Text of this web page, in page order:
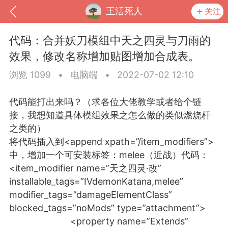
王活死人 关注
我的钱包 道具 排行榜
MOD下载 攻略教程 联机招募
代码：合并妖刀模组中天之四灵与刀雨的
效果，修改名称增加贴图增加合成表。
浏览 1099 • 电脑端 • 2022-07-02 12:10
代码能打出来吗？（求各位大佬教学或者给个链
接，我想知道具体模组效果之怎么做的类似燃烧杆
之类的）
将代码插入到<append xpath=”/item_modifiers”>
中，增加一个可安装标签：melee（近战）代码：
<item_modifier name=”天之四灵·改”
installable_tags=”IVdemonKatana,melee”
modifier_tags=”damageElementClass”
blocked_tags=”noMods” type=”attachment”>
<property name=”Extends”